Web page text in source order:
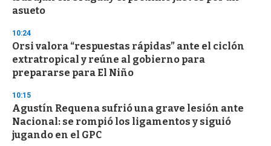
asueto
10:24
Orsi valora “respuestas rápidas” ante el ciclón
extratropical y reúne al gobierno para
prepararse para El Niño
10:15
Agustín Requena sufrió una grave lesión ante
Nacional: se rompió los ligamentos y siguió
jugando en el GPC